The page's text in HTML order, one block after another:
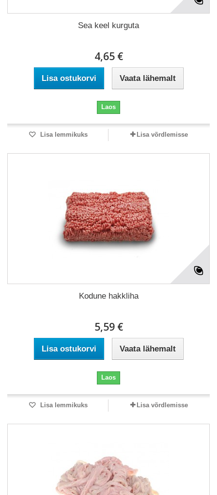
Sea keel kurguta
4,65 €
Lisa ostukorvi Vaata lähemalt
Laos
Lisa lemmikuks Lisa võrdlemisse
Kodune hakkliha
5,59 €
Lisa ostukorvi Vaata lähemalt
Laos
Lisa lemmikuks Lisa võrdlemisse